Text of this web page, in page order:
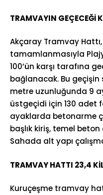
TRAMVAYIN GEÇECEĞİ
Akçaray Tramvay Hattı,
tamamlanmasıyla
100’ün karşı tarafına
bağlanacak. Bu
metre uzunluğunda 9
üstgeçidi için 130 adet
ayaklarda betonarme
başlık kiriş, temel beton
Sahada alt yapı
TRAMVAY HATTI 23,4
Kuruçeşme tramvay